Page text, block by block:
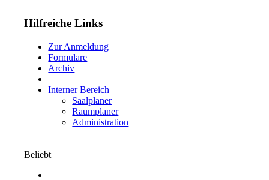
Hilfreiche Links
Zur Anmeldung
Formulare
Archiv
–
Interner Bereich
Saalplaner
Raumplaner
Administration
Beliebt